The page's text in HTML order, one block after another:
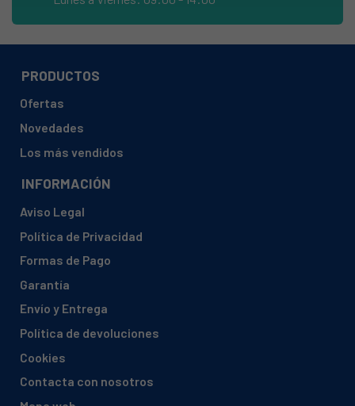
BAUKNECHT, 759235429012 FWF91283WFR
BAUKNECHT, 759235529011 FWF91483WFR
BAUKNECHT, 759235629011 FWFP81484WFR
BAUKNECHT, 759235629012 FWFP81484WFR
BAUKNECHT, 759235749011 FWG81284WPL
BAUKNECHT, 759242410012 FWF81483WEEU
PRODUCTOS
Ofertas
Novedades
Los más vendidos
INFORMACIÓN
Aviso Legal
Política de Privacidad
Formas de Pago
Garantía
Envío y Entrega
Política de devoluciones
Cookies
Contacta con nosotros